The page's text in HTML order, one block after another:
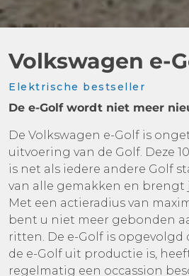
Volkswagen e-
Elektrische bestseller
De e-Golf wordt niet meer
De Volkswagen e-Golf is
uitvoering van de Golf. Deze
is net als iedere andere Golf
van alle gemakken en brengt
Met een actieradius van
bent u niet meer gebonden
ritten. De e-Golf is opgevolgd
de e-Golf uit productie is,
regelmatig een occassion